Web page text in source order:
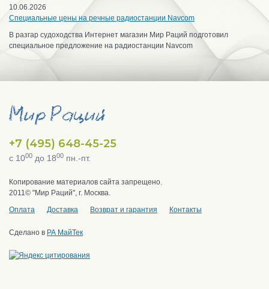
10.06.2026
Специальные цены на речные радиостанции Navcom
В разгар судоходства Интернет магазин Мир Раций подготовил
специальное предложение на радиостанции Navcom
+7 (495) 648-45-25
с 1000 до 1800 пн.-пт.
Копирование материалов сайта запрещено.
2011© "Мир Раций", г. Москва.
Оплата
Доставка Возврат и гарантия Контакты
Сделано в РА МайТек